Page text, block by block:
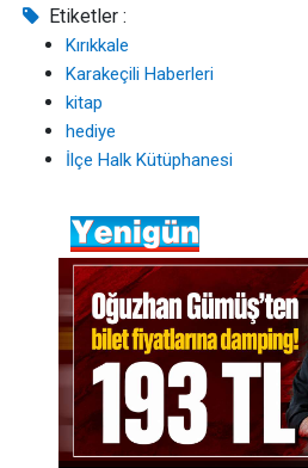
Etiketler :
Kırıkkale
Karakeçili Haberleri
kitap
hediye
İlçe Halk Kütüphanesi